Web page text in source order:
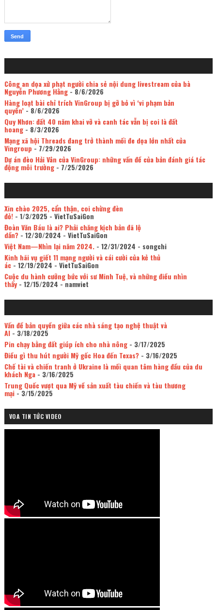
Công an dọa xử phạt người chia sẻ nội dung livestream của bà
Nguyễn Phương Hằng- 8/6/2026
Hàng loạt bài chỉ trích VinGroup bị gỡ bỏ vì ‘vi phạm bản
quyền’- 8/6/2026
Quy Nhơn: đất 40 năm khai vỡ và canh tác vẫn bị coi là đất
hoang- 8/3/2026
Mạng xã hội Threads đang trở thành mối đe dọa lớn nhất của
Vingroup - 7/29/2026
Dự án đèo Hải Vân của VinGroup: những vấn đề của bản đánh giá tác
động môi trường- 7/25/2026
Xin chào 2025, cẩn thận, coi chừng đèn
đỏ!- 1/3/2025 - VietTuSaiGon
Đoàn Văn Báu là ai? Phải chăng kịch bản đã lộ
dần?- 12/30/2024 - VietTuSaiGon
Việt Nam—Nhìn lại năm 2024.- 12/31/2024 - songchi
Kinh hãi vụ giết 11 mạng người và cái cười của kẻ thủ
ác- 12/19/2024 - VietTuSaiGon
Cuộc du hành cưỡng bức với sư Minh Tuệ, và những điều nhìn
thấy- 12/15/2024 - namviet
Vấn đề bản quyền giữa các nhà sáng tạo nghệ thuật và
AI- 3/18/2025
Pin chạy bằng đất giúp ích cho nhà nông- 3/17/2025
Điều gì thu hút người Mỹ gốc Hoa đến Texas?- 3/16/2025
Chế tài và chiến tranh ở Ukraine là mối quan tâm hàng đầu của du
khách Nga- 3/16/2025
Trung Quốc vượt qua Mỹ về sản xuất tàu chiến và tàu thương
mại- 3/15/2025
VOA TIN TỨC VIDEO